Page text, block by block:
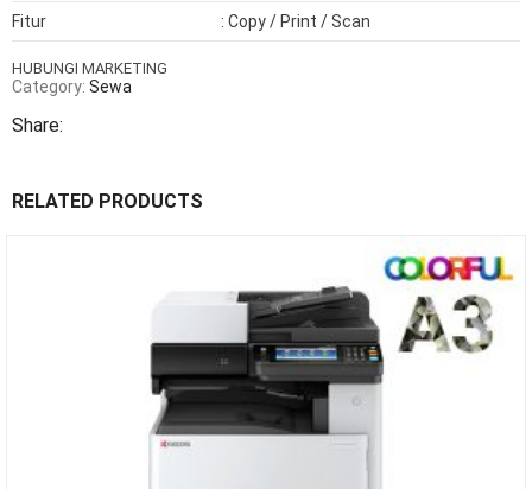
Fitur : Copy / Print / Scan
HUBUNGI MARKETING
Category: Sewa
Share:
RELATED PRODUCTS